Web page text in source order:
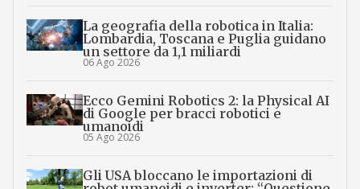
La geografia della robotica in Italia:
Lombardia, Toscana e Puglia guidano
un settore da 1,1 miliardi
06 Ago 2026
Ecco Gemini Robotics 2: la Physical AI
di Google per bracci robotici e
umanoidi
05 Ago 2026
Gli USA bloccano le importazioni di